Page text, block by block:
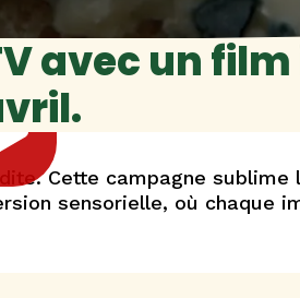
avec un
Cette campagne sublime
sensorielle, où chaque